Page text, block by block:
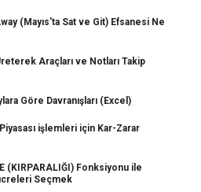
(Mayıs'ta Sat ve Git) Efsanesi Ne
Araçları ve Notları Takip
Göre Davranışları (Excel)
işlemleri için Kar-Zarar
(KIRPARALIĞI) Fonksiyonu ile
Seçmek